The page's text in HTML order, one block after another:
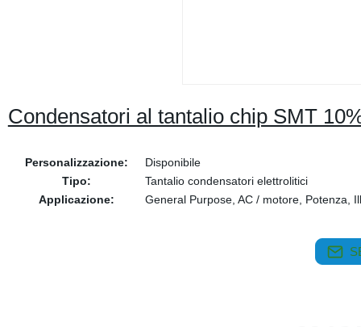
Condensatori al tantalio chip SMT
Personalizzazione:
Disponibile
Tipo:
Tantalio condensatori elettrolitici
Applicazione:
General Purpose, AC / motore, Potenza,